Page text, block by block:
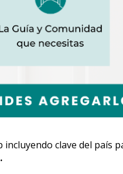
clave del país